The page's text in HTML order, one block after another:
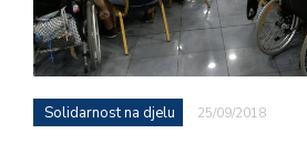
Solidarnost na djelu 25/09/2018